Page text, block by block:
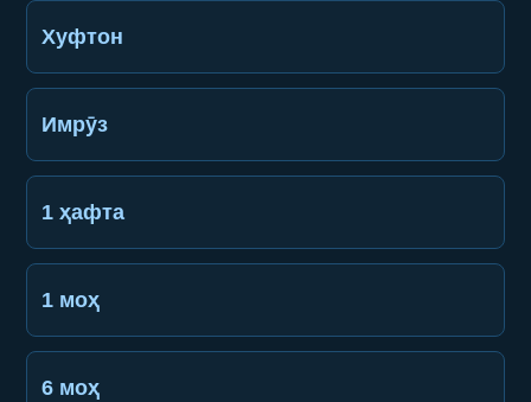
Хуфтон
Имрӯз
1 ҳафта
1 моҳ
6 моҳ